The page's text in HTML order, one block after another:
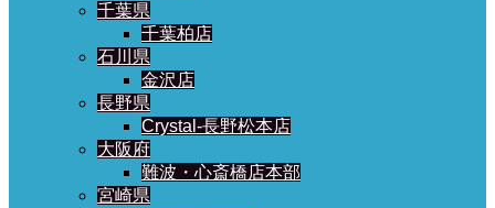
千葉県
千葉柏店
石川県
金沢店
長野県
Crystal-長野松本店
大阪府
難波・心斎橋店本部
宮崎県